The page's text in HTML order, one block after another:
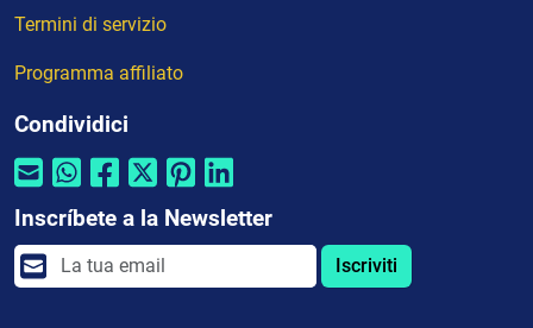
Termini di servizio
Programma affiliato
Condividici
Inscríbete a la Newsletter
Iscriviti